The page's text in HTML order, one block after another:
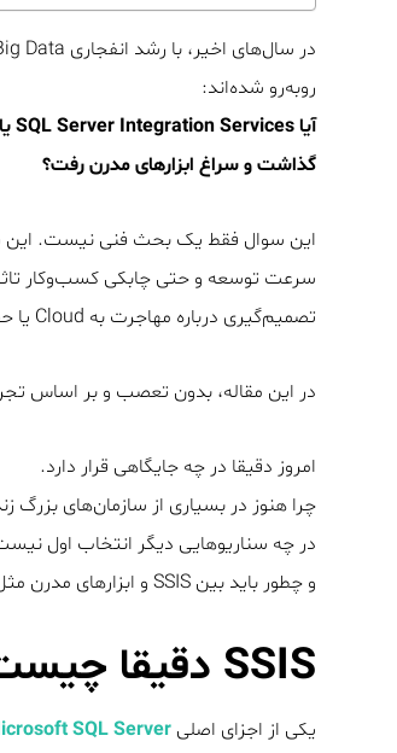
روبه‌رو شده‌اند:
گذاشت و سراغ ابزارهای مدرن رفت؟
این سوال فقط یک بحث فنی نیست. این
تصمیم‌گیری درباره مهاجرت به Cloud یا حفظ زیرساخت فعلی را کاملاً تغییر دهد.
در این مقاله، بدون تعصب و بر اساس
امروز دقیقا در چه جایگاهی قرار دارد.
چرا هنوز در بسیاری از سازمان‌های بزرگ
در چه سناریوهایی دیگر انتخاب اول
و چطور باید بین SSIS و ابزارهای مدرن مثل Azure Data Factory، Databricks و Informatica Cloud تصمیم‌گیری کرد.
SSIS دقیقا چیست و چرا اینقدر ماندگار شد؟
یکی از اجزای اصلیSQL Server